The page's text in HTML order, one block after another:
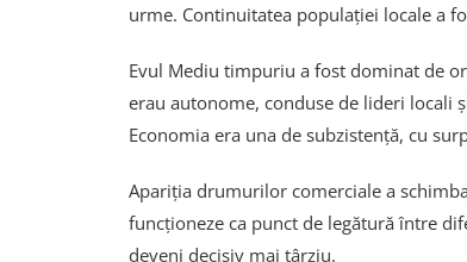
urme. Continuitatea populației locale a
Evul Mediu timpuriu a fost dominat de
erau autonome, conduse de lideri locali
Economia era una de subzistență, cu
Apariția drumurilor comerciale a
funcționeze ca punct de legătură între
deveni decisiv mai târziu.